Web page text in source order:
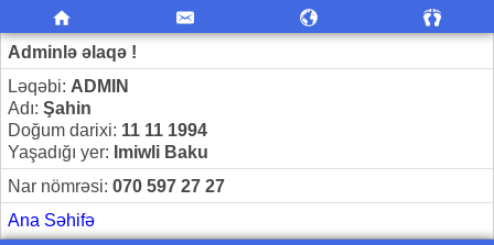
Adminlə əlaqə !
Ləqəbi: ADMIN
Adı: Şahin
Doğum darixi: 11 11 1994
Yaşadığı yer: Imiwli Baku
Nar nömrəsi: 070 597 27 27
Ana Səhifə